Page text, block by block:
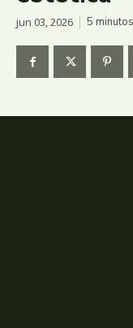
jun 03, 2026 5 minutos